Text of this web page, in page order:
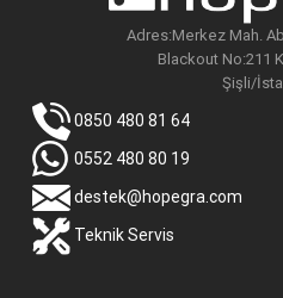
Adres:Merkez Mah.
Blackout No:211
Şişli/
0850 480 81 64
0552 480 80 19
destek@hopegra.com
Teknik Servis